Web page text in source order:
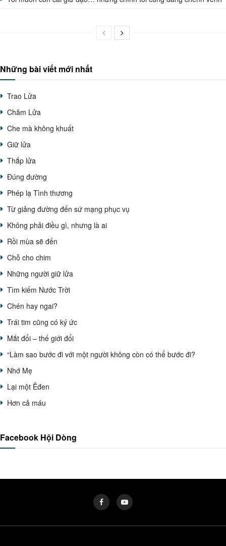
Những bài viết mới nhất
Trao Lửa
Chăm Lửa
Che mà không khuất
Giữ lửa
Thắp lửa
Đúng đường
Phép lạ Tình thương
Từ giảng đường đến sứ mạng phục vụ
Không phải điều gì, nhưng là ai
Rồi mùa sẽ đến
Chỗ cho chim
Những người giữ lửa
Tìm kiếm Nước Trời
Chén hay ngai?
Trái tim cũng có ký ức
Mắt đổi – thế giới đổi
“Làm sao bước đi với một người không còn có thể bước đi?
Nhớ Mẹ
Lại một Êđen
Hơn cả máu
Facebook Hội Dòng